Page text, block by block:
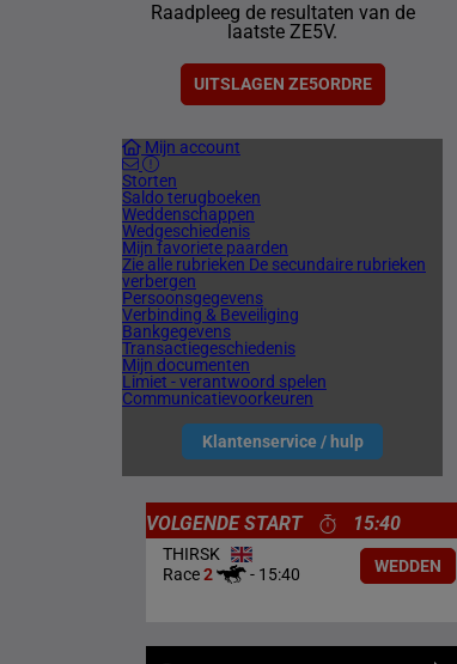
Raadpleeg de resultaten van de
laatste ZE5V.
UITSLAGEN ZE5ORDRE
Mijn account
Storten
Saldo terugboeken
Weddenschappen
Wedgeschiedenis
Mijn favoriete paarden
Zie alle rubrieken De secundaire rubrieken
verbergen
Persoonsgegevens
Verbinding & Beveiliging
Bankgegevens
Transactiegeschiedenis
Mijn documenten
Limiet - verantwoord spelen
Communicatievoorkeuren
Klantenservice / hulp
VOLGENDE START 15:40
THIRSK
Race2 - 15:40 WEDDEN